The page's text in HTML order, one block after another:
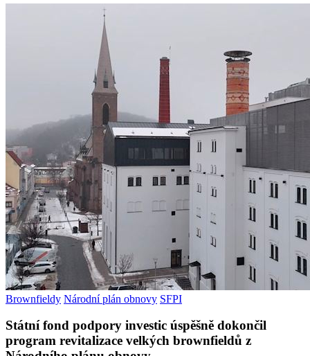
Brownfieldy Národní plán obnovy SFPI
Státní fond podpory investic úspěšně dokončil
program revitalizace velkých brownfieldů z